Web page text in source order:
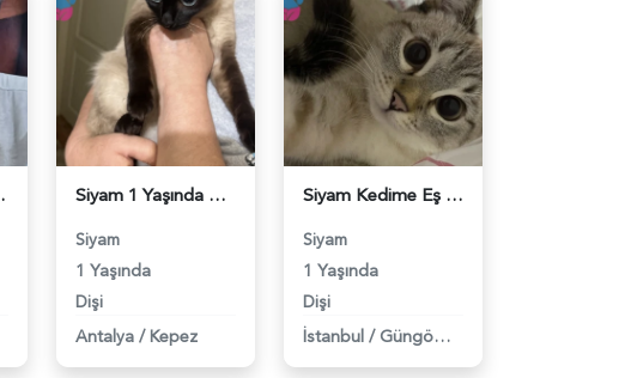
Siyam 1 Yaşında Eş Arıyor - 118983299
Siyam
1 Yaşında
Dişi
Antalya / Kepez
Siyam Kedime Eş Arıyorum - 118983240
Siyam
1 Yaşında
Dişi
İstanbul / Güngören